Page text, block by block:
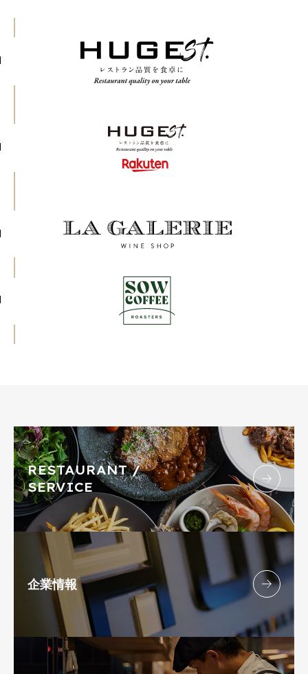
RESTAURANT /
SERVICE
企業情報